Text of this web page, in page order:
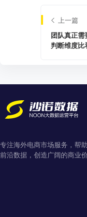
上一篇
团队真正需
判断维度比
专注海外电商市场服务，帮
前沿数据，创造广阔的商业